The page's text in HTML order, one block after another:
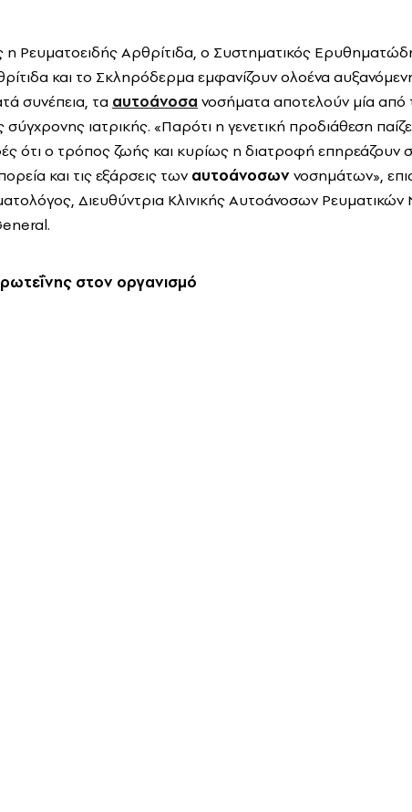
Ρευματοειδής Αρθρίτιδα, ο Συστηματικός
και το Σκληρόδερμα εμφανίζουν ολοένα
συνέπεια, τα αυτοάνοσα νοσήματα αποτελούν μία από
ιατρικής. «Παρότι η γενετική προδιάθεση
ότι ο τρόπος ζωής και κυρίως η διατροφή επηρεάζουν
και τις εξάρσεις των αυτοάνοσωννοσημάτων»,
Διευθύντρια Κλινικής Αυτοάνοσων
στον οργανισμό